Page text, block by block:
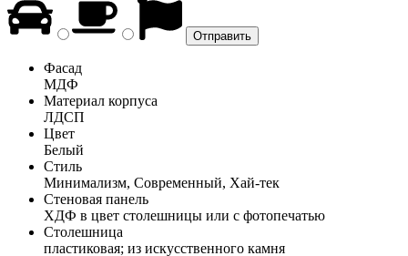
Фасад
МДФ
Материал корпуса
ЛДСП
Цвет
Белый
Стиль
Минимализм, Современный, Хай-тек
Стеновая панель
ХДФ в цвет столешницы или с фотопечатью
Столешница
пластиковая; из искусственного камня